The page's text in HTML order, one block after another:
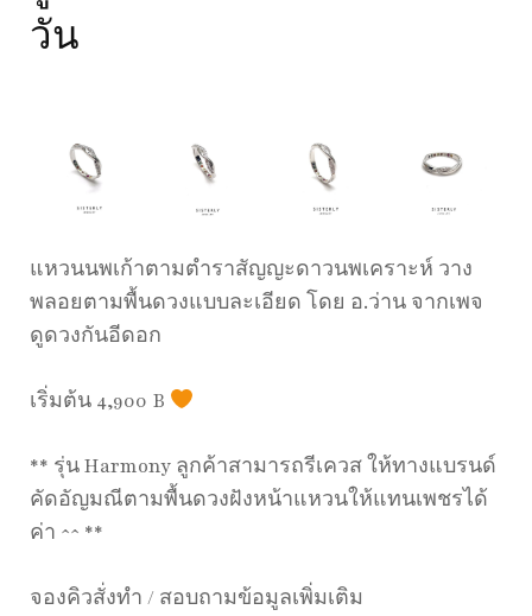
วัน
แหวนนพเก้าตามตำราสัญญะดาวนพเคราะห์ วาง
พลอยตามพื้นดวงแบบละเอียด โดย อ.ว่าน จากเพจ
ดูดวงกันอีดอก
เริ่มต้น 4,900 B
** รุ่น Harmony ลูกค้าสามารถรีเควส ให้ทางแบรนด์
คัดอัญมณีตามพื้นดวงฝังหน้าแหวนให้แทนเพชรได้
ค่า ^^ **
จองคิวสั่งทำ / สอบถามข้อมูลเพิ่มเติม